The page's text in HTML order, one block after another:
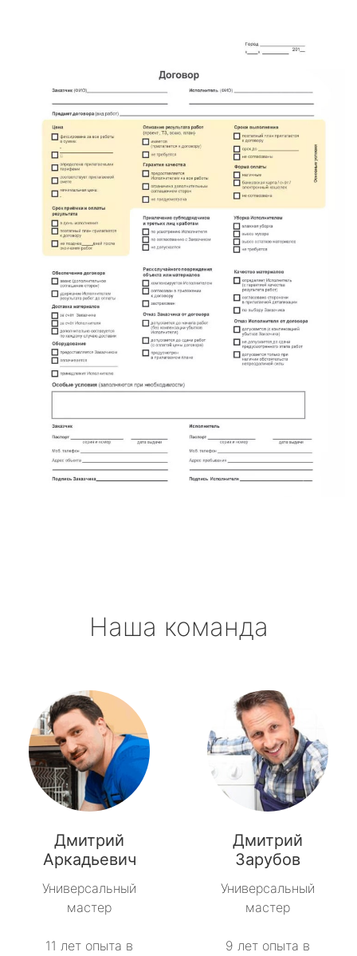
Наша команда
Дмитрий
Аркадьевич
Универсальный
мастер
11 лет опыта в
Дмитрий
Зарубов
Универсальный
мастер
9 лет опыта в